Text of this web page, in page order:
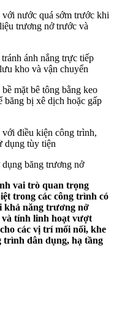
nước quá sớm trước khi
trương nở trước và
ánh nắng trực tiếp
kho và vận chuyển
mặt bê tông bằng keo
băng bị xê dịch hoặc gấp
điều kiện công trình,
dụng tùy tiện
vai trò quan trọng
trong các công trình có
khả năng trương nở
và tính linh hoạt vượt
các vị trí mối nối, khe
trình dân dụng, hạ tầng